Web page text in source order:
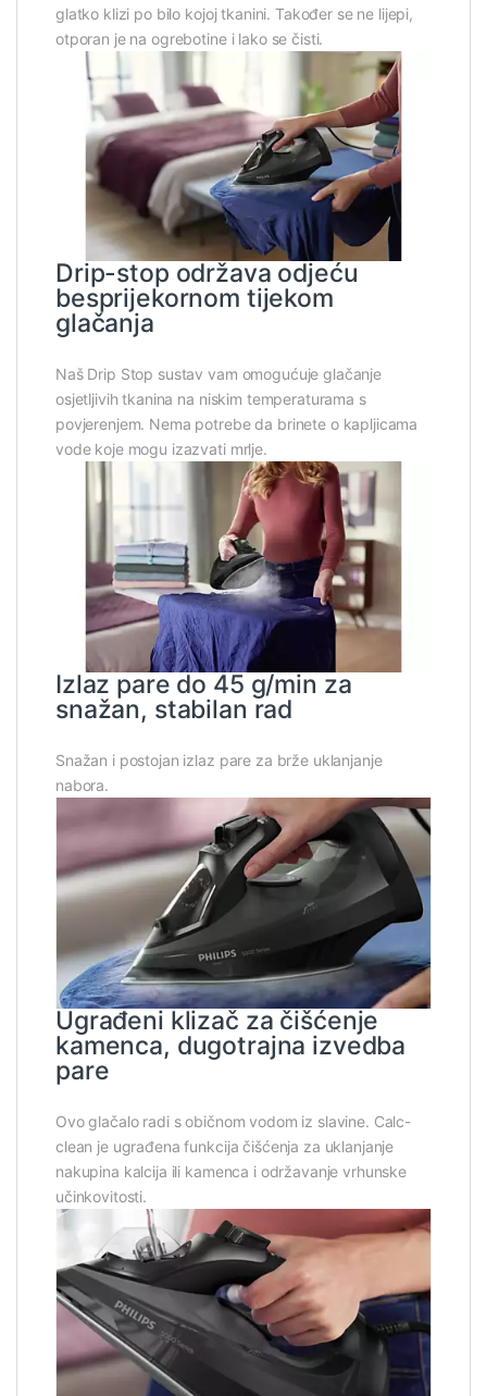
glatko klizi po bilo kojoj tkanini. Također se ne lijepi,
otporan je na ogrebotine i lako se čisti.
Drip-stop održava odjeću
besprijekornom tijekom
glačanja
Naš Drip Stop sustav vam omogućuje glačanje
osjetljivih tkanina na niskim temperaturama s
povjerenjem. Nema potrebe da brinete o kapljicama
vode koje mogu izazvati mrlje.
Izlaz pare do 45 g/min za
snažan, stabilan rad
Snažan i postojan izlaz pare za brže uklanjanje
nabora.
Ugrađeni klizač za čišćenje
kamenca, dugotrajna izvedba
pare
Ovo glačalo radi s običnom vodom iz slavine. Calc-
clean je ugrađena funkcija čišćenja za uklanjanje
nakupina kalcija ili kamenca i održavanje vrhunske
učinkovitosti.